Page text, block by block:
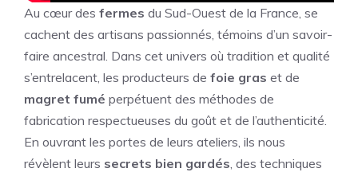
Au cœur des fermes du Sud-Ouest de la France, se
cachent des artisans passionnés, témoins d’un savoir-
faire ancestral. Dans cet univers où tradition et qualité
s’entrelacent, les producteurs de foie gras et de
magret fumé perpétuent des méthodes de
fabrication respectueuses du goût et de l’authenticité.
En ouvrant les portes de leurs ateliers, ils nous
révèlent leurs secrets bien gardés, des techniques